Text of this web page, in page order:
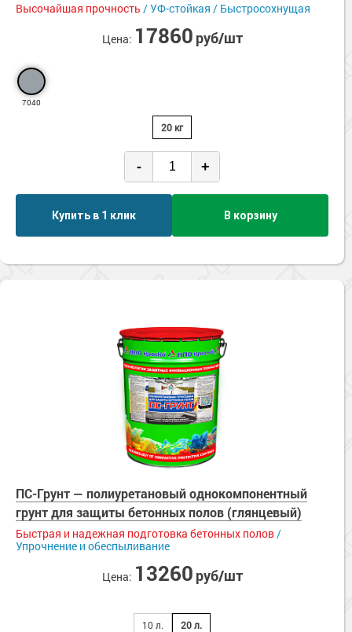
Высочайшая прочность / УФ-стойкая / Быстросохнущая
Цена: 17860 руб/шт
7040
20 кг
- +
Купить в 1 клик В корзину
ПС-Грунт — полиуретановый однокомпонентный
грунт для защиты бетонных полов (глянцевый)
Быстрая и надежная подготовка бетонных полов/
Упрочнение и обеспыливание
Цена: 13260 руб/шт
10 л. 20 л.